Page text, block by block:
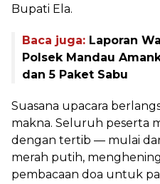
Bupati Ela.
Baca juga: Laporan
Polsek Mandau
dan 5 Paket Sabu
Suasana upacara
makna. Seluruh peserta
dengan tertib — mulai
merah putih,
pembacaan doa untuk